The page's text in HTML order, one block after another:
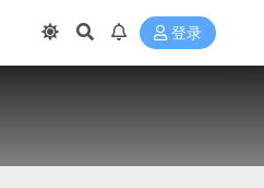
登录